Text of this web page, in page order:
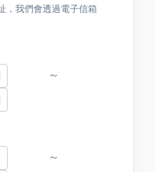
，我們會透過電子信箱
～
～